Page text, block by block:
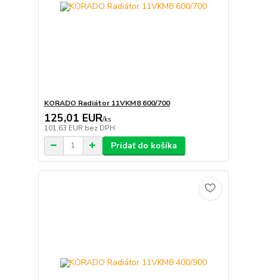
KORADO Radiátor 11VKM8 600/700
125,01 EUR/ks
101,63 EUR bez DPH
Pridať do košíka